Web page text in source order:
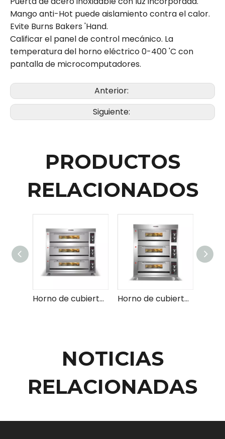
Mango anti-Hot puede aislamiento contra el calor.
Evite Burns Bakers 'Hand.
Calificar el panel de control mecánico. La
temperatura del horno eléctrico 0-400 'C con
pantalla de microcomputadores.
Anterior:
Siguiente:
PRODUCTOS
RELACIONADOS
Horno de cubierta de gas (3 mazos 9 bandejas) Horno de cubierta de gas (3 mazos 6 bandejas)
NOTICIAS
RELACIONADAS